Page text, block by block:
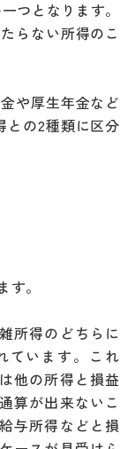
つとなります。
らない所得のこ
や厚生年金など
の2種類に区分
。
所得のどちらに
ています。これ
他の所得と損益
算が出来ないこ
与所得などと損